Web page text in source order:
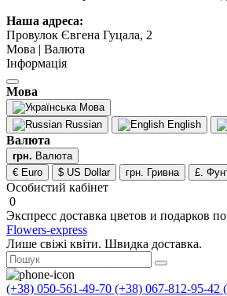
Наша адреса:
Провулок Євгена Гуцала, 2
Мова | Валюта
Інформація
Мова
Мова
Russian
English
Валюта
грн. Валюта
€ Euro
$ US Dollar грн. Гривна £.
Особистий кабінет
0
Экспресс доставка цветов и подарков
Flowers-express
Лише свіжі квіти. Швидка доставка.
(+38) 050-561-49-70 (+38) 067-812-95-42